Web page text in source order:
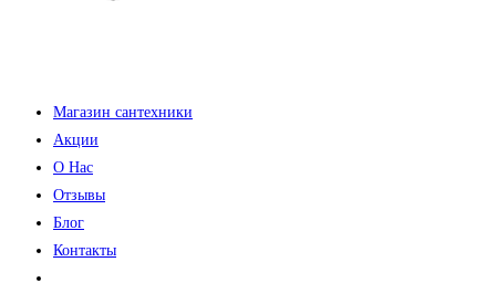
Магазин сантехники
Акции
О Нас
Отзывы
Блог
Контакты